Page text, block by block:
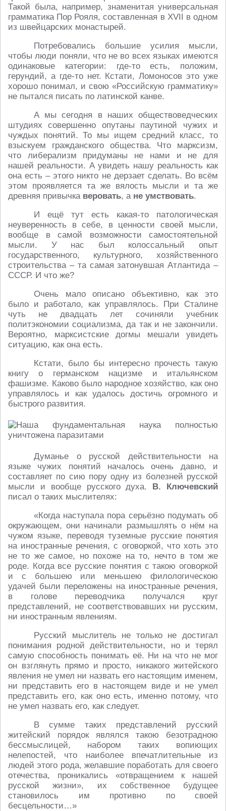
Такой была, например, знаменитая универсальная
грамматика Пор Рояля, составленная в XVII в одном
из швейцарских монастырей.
Потребовались большие усилия мысли,
чтобы люди поняли, что не во всех языках имеются
одинаковые категории: где-то есть, положим,
герундий, а где-то нет. Кстати, Ломоносов это уже
хорошо понимал, и свою «Российскую грамматику»
не пытался писать по латинской канве.
А мы сегодня в наших обществоведческих
штудиях совершенно опутаны паутиной чужих и
чуждых понятий. То мы ищем средний класс, то
взыскуем гражданского общества. Что марксизм,
что либерализм придуманы не нами и не для
нашей реальности. А увидеть нашу реальность как
она есть – этого никто не дерзает сделать. Во всём
этом проявляется та же вялость мысли и та же
древняя привычка веровать, а не умствовать.
И ещё тут есть какая-то патологическая
неуверенность в себе, в ценности своей мысли,
вообще в самой возможности самостоятельной
мысли. У нас был колоссальный опыт
государственного, культурного, хозяйственного
строительства – та самая затонувшая Атлантида –
СССР. И что же?
Очень мало описано объективно, как это
было и работало, как управлялось. При Сталине
чуть не двадцать лет сочиняли учебник
политэкономии социализма, да так и не закончили.
Вероятно, марксистские догмы мешали увидеть
ситуацию, как она есть.
Кстати, было бы интересно прочесть такую
книгу о германском нацизме и итальянском
фашизме. Каково было народное хозяйство, как оно
управлялось и как удалось достичь огромного и
быстрого развития.
Думанье о русской действительности на
языке чужих понятий началось очень давно, и
составляет по сию пору одну из болезней русской
мысли и вообще русского духа. В. Ключевский
писал о таких мыслителях:
«Когда наступала пора серьёзно подумать об
окружающем, они начинали размышлять о нём на
чужом языке, переводя туземные русские понятия
на иностранные речения, с оговоркой, что хоть это
не то же самое, но похоже на то, нечто в том же
роде. Когда все русские понятия с такою оговоркой
и с большею или меньшею филологическою
удачей были переложены на иностранные речения,
в голове переводчика получался круг
представлений, не соответствовавших ни русским,
ни иностранным явлениям.
Русский мыслитель не только не достигал
понимания родной действительности, но и терял
самую способность понимать её. Ни на что не мог
он взглянуть прямо и просто, никакого житейского
явления не умел ни назвать его настоящим именем,
ни представить его в настоящем виде и не умел
представить его, как оно есть, именно потому, что
не умел назвать его, как следует.
В сумме таких представлений русский
житейский порядок являлся такою безотрадною
бессмыслицей, набором таких вопиющих
нелепостей, что наиболее впечатлительные из
людей этого рода, желавшие поработать для своего
отечества, проникались «отвращением к нашей
русской жизни», их собственное будущее
становилось им противно по своей
бесцельности…»